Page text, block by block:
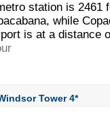
station is 2461
while
is at a distance
Tower4*